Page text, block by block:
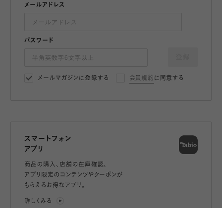
メールアドレス
パスワード
メールマガジンに登録する 会員規約 に同意する
スマートフォン
アプリ
商品の購入、店舗の在庫確認、
アプリ限定のコンテンツやクーポンが
もらえるお得なアプリ。
詳しくみる